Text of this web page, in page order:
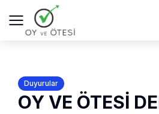
Duyurular
OY VE ÖTESİ